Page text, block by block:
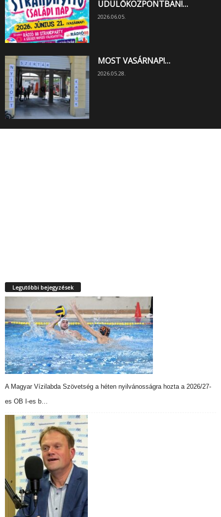
ÜDÜLŐKÖZPONTBAN!…
2026.06.05.
MOST VASÁRNAP!…
2026.05.28.
Legutóbbi bejegyzések
A Magyar Vízilabda Szövetség a héten nyilvánosságra hozta a 2026/27-
es OB I-es b…